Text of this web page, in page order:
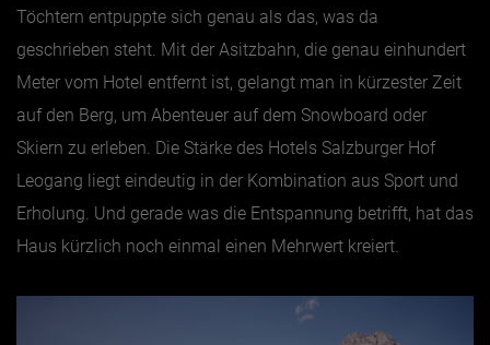
Juni
Juli
August
September
Oktober
Dezember
Töchtern entpuppte sich genau als das, was da
geschrieben steht. Mit der Asitzbahn, die genau einhundert
Meter vom Hotel entfernt ist, gelangt man in kürzester Zeit
auf den Berg, um Abenteuer auf dem Snowboard oder
Skiern zu erleben. Die Stärke des Hotels Salzburger Hof
Leogang liegt eindeutig in der Kombination aus Sport und
Erholung. Und gerade was die Entspannung betrifft, hat das
Haus kürzlich noch einmal einen Mehrwert kreiert.